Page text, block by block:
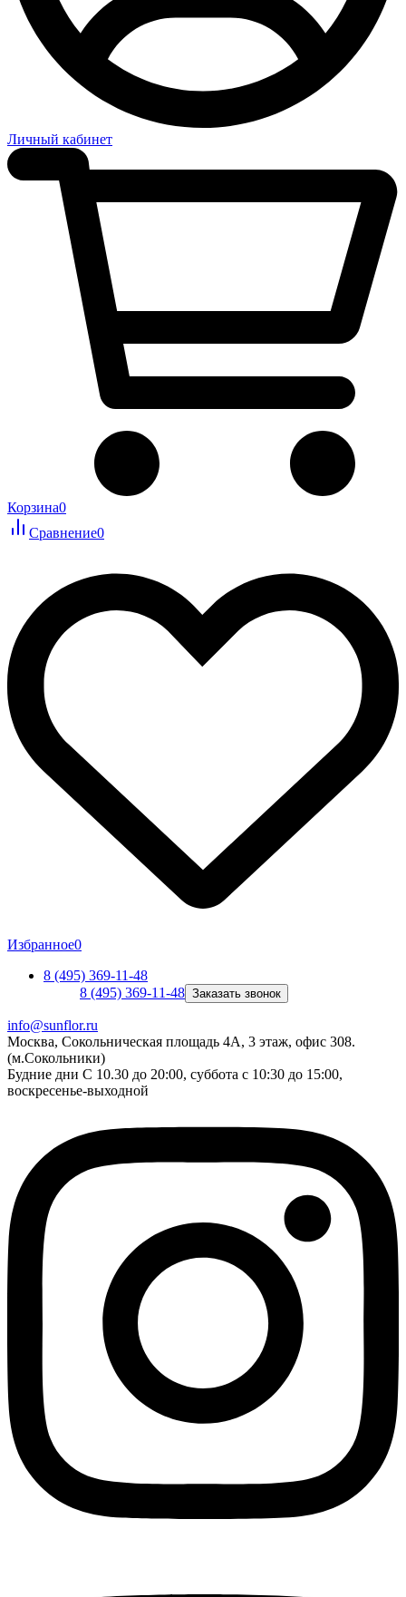
Личный кабинет
Корзина0
Сравнение0
Избранное0
8 (495) 369-11-48
8 (495) 369-11-48 Заказать звонок
info@sunflor.ru
Москва, Сокольническая площадь 4А, 3 этаж, офис 308.
(м.Сокольники)
Будние дни C 10.30 до 20:00, суббота с 10:30 до 15:00,
воскресенье-выходной